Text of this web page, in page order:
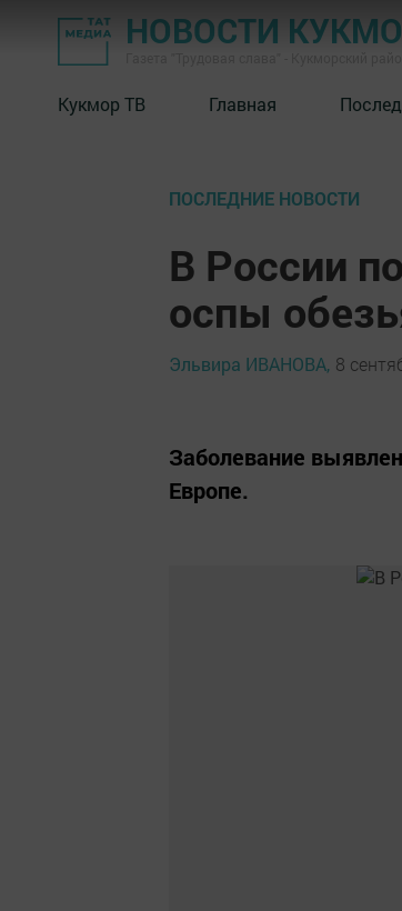
НОВОСТИ
Кукмор ТВ Главная
ПОСЛЕДНИЕ НОВОСТИ
В России
оспы
Эльвира ИВАНОВА, 8
Заболевание
Европе.